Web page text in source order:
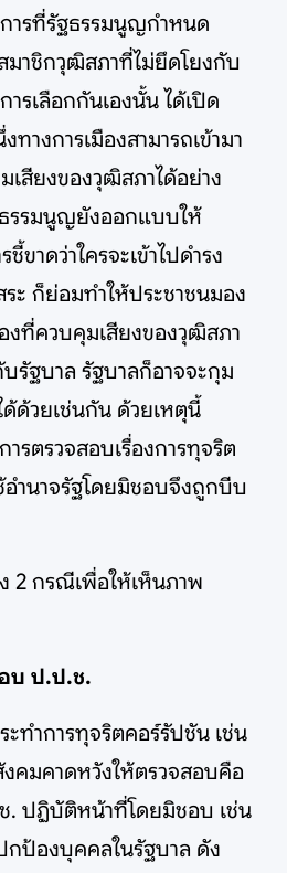
ารที่รัฐธรรมนูญกำหนด
มาชิกวุฒิสภาที่ไม่ยึดโยงกับ
ารเลือกกันเองนั้น ได้เปิด
างการเมืองสามารถเข้ามา
สียงของวุฒิสภาได้อย่าง
ธรรมนูญยังออกแบบให้
ขาดว่าใครจะเข้าไปดำรง
ะ ก็ย่อมทำให้ประชาชนมอง
งที่ควบคุมเสียงของวุฒิสภา
รัฐบาล รัฐบาลก็อาจจะกุม
ด้ด้วยเช่นกัน ด้วยเหตุนี้
รตรวจสอบเรื่องการทุจริต
อำนาจรัฐโดยมิชอบจึงถูกบีบ
2 กรณีเพื่อให้เห็นภาพ
บ ป.ป.ช.
ะทำการทุจริตคอร์รัปชัน เช่น
คมคาดหวังให้ตรวจสอบคือ
ปฏิบัติหน้าที่โดยมิชอบ เช่น
กป้องบุคคลในรัฐบาล ดัง